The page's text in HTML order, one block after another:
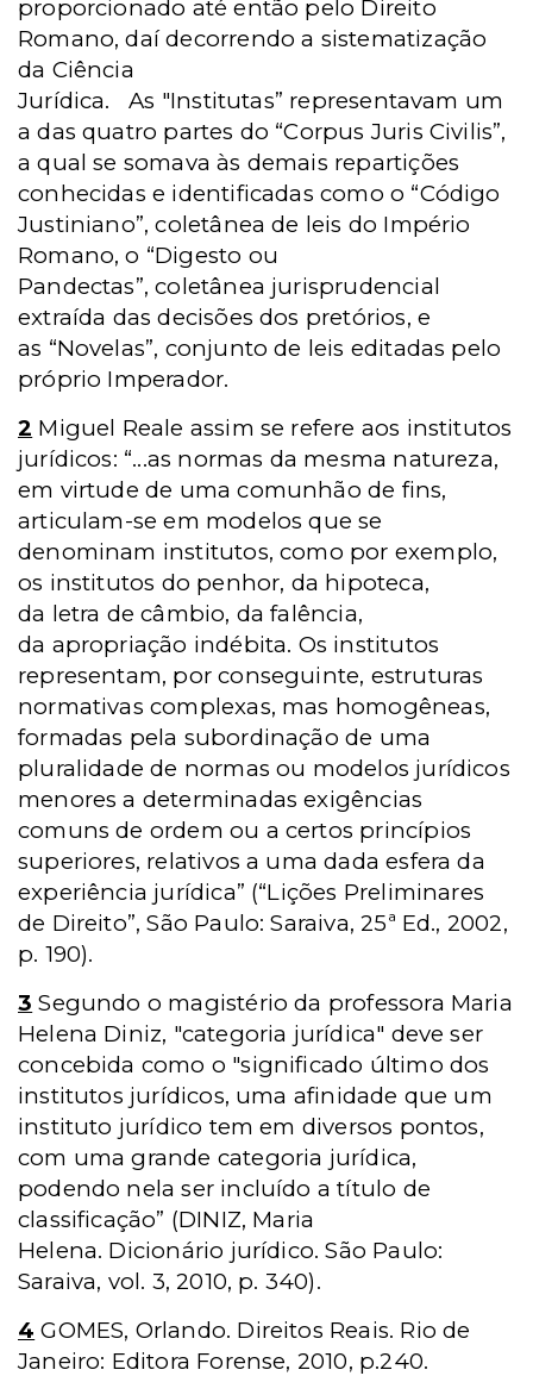
proporcionado até então pelo Direito
Romano, daí decorrendo a sistematização
da Ciência
Jurídica. As "Institutas” representavam um
a das quatro partes do “Corpus Juris Civilis”,
a qual se somava às demais repartições
conhecidas e identificadas como o “Código
Justiniano”, coletânea de leis do Império
Romano, o “Digesto ou
Pandectas”, coletânea jurisprudencial
extraída das decisões dos pretórios, e
as “Novelas”, conjunto de leis editadas pelo
próprio Imperador.
2 Miguel Reale assim se refere aos institutos
jurídicos: “...as normas da mesma natureza,
em virtude de uma comunhão de fins,
articulam-se em modelos que se
denominam institutos, como por exemplo,
os institutos do penhor, da hipoteca,
da letra de câmbio, da falência,
da apropriação indébita. Os institutos
representam, por conseguinte, estruturas
normativas complexas, mas homogêneas,
formadas pela subordinação de uma
pluralidade de normas ou modelos jurídicos
menores a determinadas exigências
comuns de ordem ou a certos princípios
superiores, relativos a uma dada esfera da
experiência jurídica” (“Lições Preliminares
de Direito”, São Paulo: Saraiva, 25ª Ed., 2002,
p. 190).
3 Segundo o magistério da professora Maria
Helena Diniz, "categoria jurídica" deve ser
concebida como o "significado último dos
institutos jurídicos, uma afinidade que um
instituto jurídico tem em diversos pontos,
com uma grande categoria jurídica,
podendo nela ser incluído a título de
classificação” (DINIZ, Maria
Helena. Dicionário jurídico. São Paulo:
Saraiva, vol. 3, 2010, p. 340).
4 GOMES, Orlando. Direitos Reais. Rio de
Janeiro: Editora Forense, 2010, p.240.